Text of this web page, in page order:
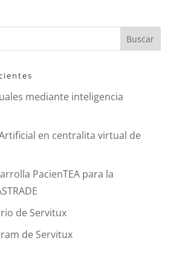
mediante inteligencia
en centralita virtual de
PacienTEA para la
de Servitux
de Servitux